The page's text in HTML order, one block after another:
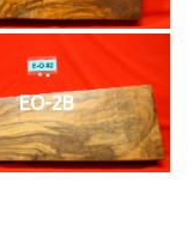
EO-2B